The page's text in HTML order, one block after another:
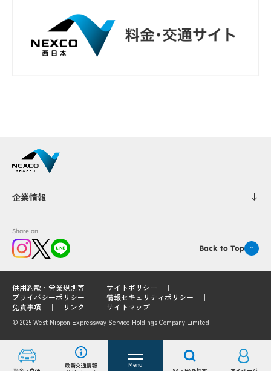
最新交通情報
Menu
企業情報
Share on
Back to Top
供用約款・営業規則等
サイトポリシー
プライバシーポリシー
情報セキュリティポリシー
免責事項
リンク サイトマップ
© 2025 West Nippon Expressway Service Holdings Company Limited